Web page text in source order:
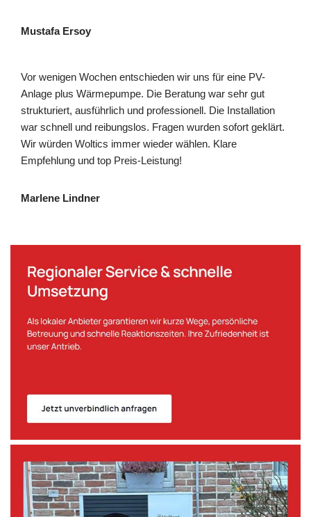
Mustafa Ersoy
Vor wenigen Wochen entschieden wir uns für eine PV-
Anlage plus Wärmepumpe. Die Beratung war sehr gut
strukturiert, ausführlich und professionell. Die Installation
war schnell und reibungslos. Fragen wurden sofort geklärt.
Wir würden Woltics immer wieder wählen. Klare
Empfehlung und top Preis-Leistung!
Marlene Lindner